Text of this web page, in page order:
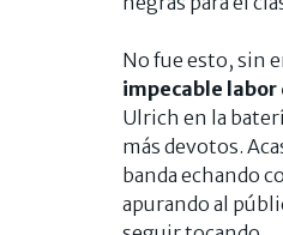
No fue esto, sin
impecable
Ulrich en la
más devotos.
banda echando
apurando al